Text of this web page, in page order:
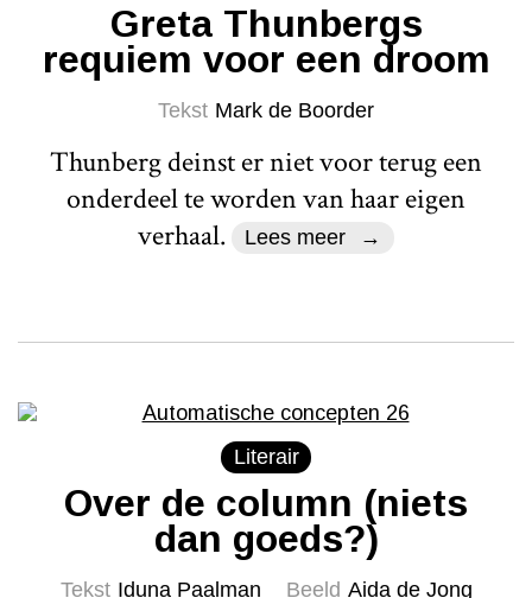
Greta Thunbergs
requiem voor een droom
Tekst Mark de Boorder
Thunberg deinst er niet voor terug een
onderdeel te worden van haar eigen
verhaal.
Lees meer
Literair
Over de column (niets
dan goeds?)
Tekst Iduna Paalman Beeld Aida de Jong